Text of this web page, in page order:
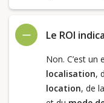
Le ROI
Non. C’est
localisation,
location, de la